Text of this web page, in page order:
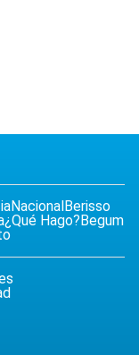
Nacional Berisso
¿Qué Hago? Begum